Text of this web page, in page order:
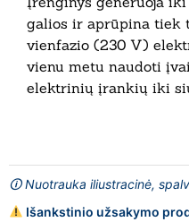
galios ir aprūpina tiek
vienfazio (230 V)
vienu metu naudoti
elektrinių įrankių iki
🛈 Nuotrauka iliustracinė,
Išankstinio užsakymo